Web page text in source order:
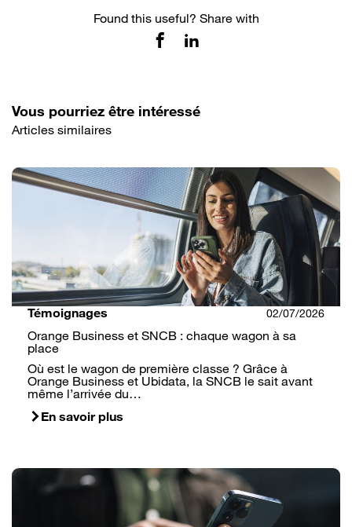
Found this useful? Share with
Vous pourriez être intéressé
Articles similaires
Témoignages 02/07/2026
Orange Business et SNCB : chaque wagon à sa
place
Où est le wagon de première classe ? Grâce à
Orange Business et Ubidata, la SNCB le sait avant
même l’arrivée du…
En savoir plus